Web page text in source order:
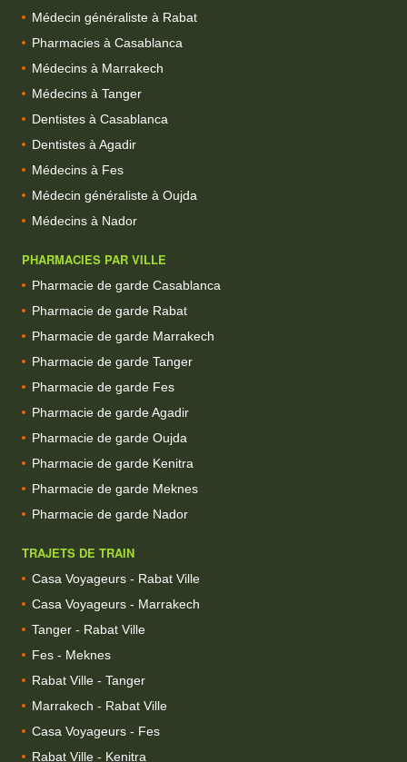
Médecin généraliste à Rabat
Pharmacies à Casablanca
Médecins à Marrakech
Médecins à Tanger
Dentistes à Casablanca
Dentistes à Agadir
Médecins à Fes
Médecin généraliste à Oujda
Médecins à Nador
PHARMACIES PAR VILLE
Pharmacie de garde Casablanca
Pharmacie de garde Rabat
Pharmacie de garde Marrakech
Pharmacie de garde Tanger
Pharmacie de garde Fes
Pharmacie de garde Agadir
Pharmacie de garde Oujda
Pharmacie de garde Kenitra
Pharmacie de garde Meknes
Pharmacie de garde Nador
TRAJETS DE TRAIN
Casa Voyageurs - Rabat Ville
Casa Voyageurs - Marrakech
Tanger - Rabat Ville
Fes - Meknes
Rabat Ville - Tanger
Marrakech - Rabat Ville
Casa Voyageurs - Fes
Rabat Ville - Kenitra